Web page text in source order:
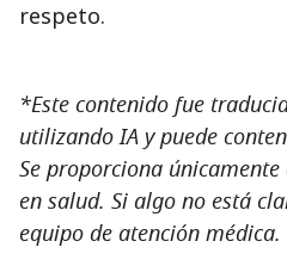
respeto.
*Este contenido fue
utilizando IA y puede
Se proporciona
en salud. Si algo no está
equipo de atención médica.